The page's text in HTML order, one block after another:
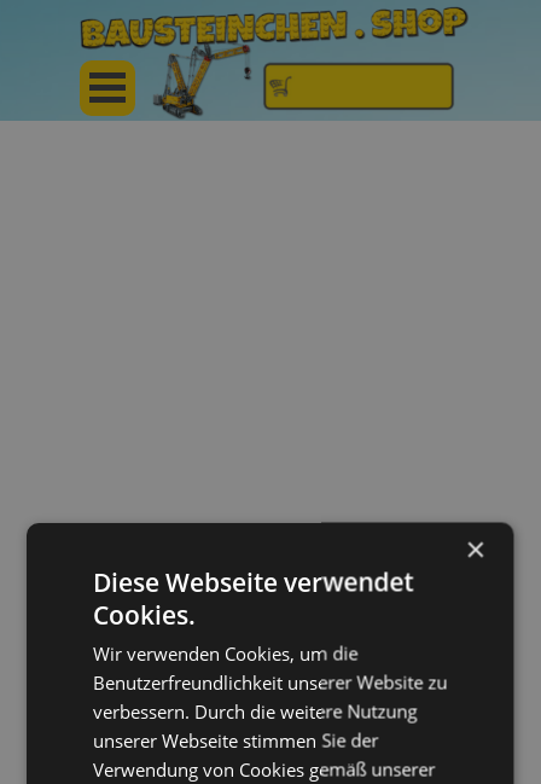
×
Diese Webseite verwendet
Cookies.
Wir verwenden Cookies, um die
Benutzerfreundlichkeit unserer Website zu
verbessern. Durch die weitere Nutzung
unserer Webseite stimmen Sie der
Verwendung von Cookies gemäß unserer